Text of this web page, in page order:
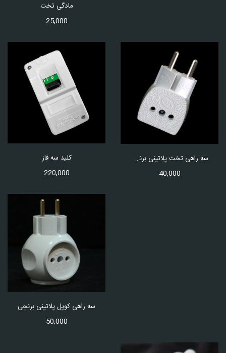
مادگی تخت
25,000
سه راهی تخت پلاتینی برنجی
40,000
کلید سه فاز
220,000
سه راهی کوپل پلاتینی برنجی
50,000